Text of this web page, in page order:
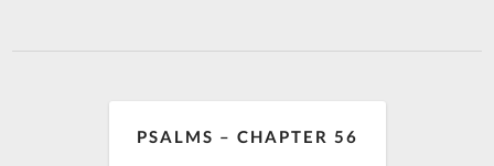
PSALMS – CHAPTER 56